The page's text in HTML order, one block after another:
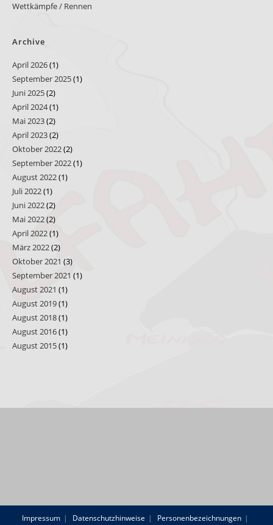
Wettkämpfe / Rennen
Archive
April 2026(1)
September 2025(1)
Juni 2025(2)
April 2024(1)
Mai 2023(2)
April 2023(2)
Oktober 2022(2)
September 2022(1)
August 2022(1)
Juli 2022(1)
Juni 2022(2)
Mai 2022(2)
April 2022(1)
März 2022(2)
Oktober 2021 (3)
September 2021 (1)
August 2021 (1)
August 2019(1)
August 2018(1)
August 2016(1)
August 2015(1)
Impressum Datenschutzhinweise Personenbezeichnungen